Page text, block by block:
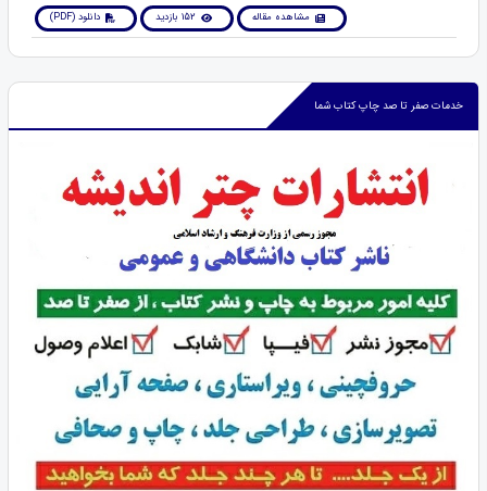
مشاهده مقاله 152 بازدید دانلود (PDF)
خدمات صفر تا صد چاپ کتاب شما